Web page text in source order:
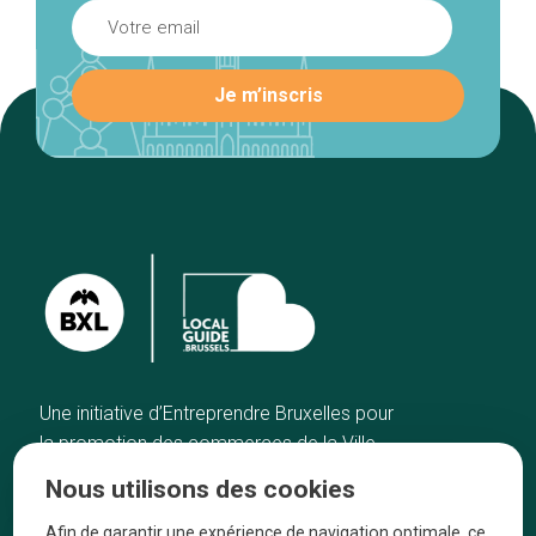
Une initiative d’Entreprendre Bruxelles pour
la promotion des commerces de la Ville
Accueil
Artisans
Nous utilisons des cookies